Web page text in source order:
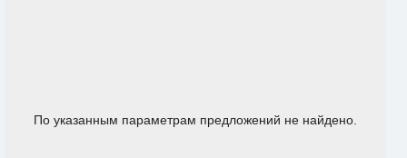
По указанным параметрам предложений не найдено.